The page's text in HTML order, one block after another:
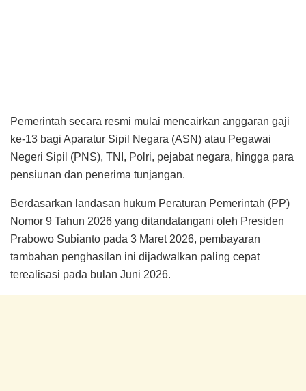
Pemerintah secara resmi mulai mencairkan anggaran gaji
ke-13 bagi Aparatur Sipil Negara (ASN) atau Pegawai
Negeri Sipil (PNS), TNI, Polri, pejabat negara, hingga para
pensiunan dan penerima tunjangan.
Berdasarkan landasan hukum Peraturan Pemerintah (PP)
Nomor 9 Tahun 2026 yang ditandatangani oleh Presiden
Prabowo Subianto pada 3 Maret 2026, pembayaran
tambahan penghasilan ini dijadwalkan paling cepat
terealisasi pada bulan Juni 2026.